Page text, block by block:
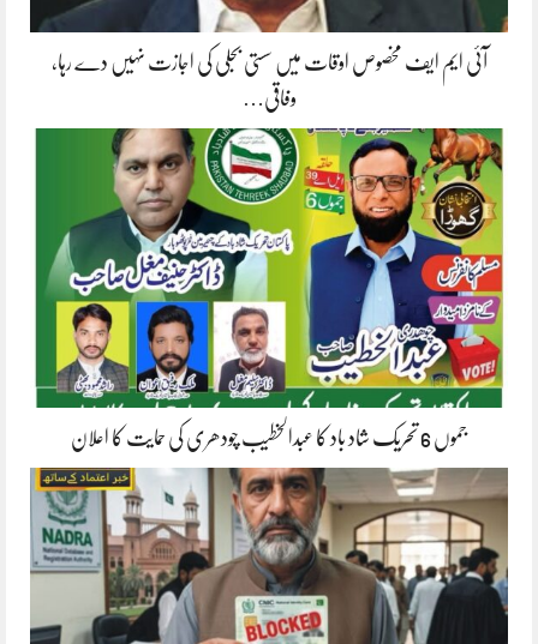
آئی ایم ایف مخصوص اوقات میں سستی بجلی کی اجازت نہیں دے رہا،
وفاقی…
جموں 6 تحریک شاد باد کا عبدالخطیب چودھری کی حمایت کا اعلان